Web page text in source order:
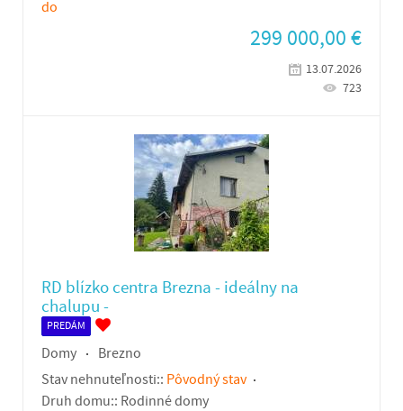
do
299 000,00€
13.07.2026
723
RD blízko centra Brezna - ideálny na
chalupu -
PREDÁM
Domy
Brezno
Stav nehnuteľnosti:: Pôvodný stav
Druh domu:: Rodinné domy